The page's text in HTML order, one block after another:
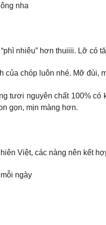
nha
nhiêu” hơn thuiiii. Lỡ
chóp luôn nhé. Mỡ đùi,
tươi nguyên chất 100%
gọn, mịn màng hơn.
Việt, các nàng nên kết
ngày